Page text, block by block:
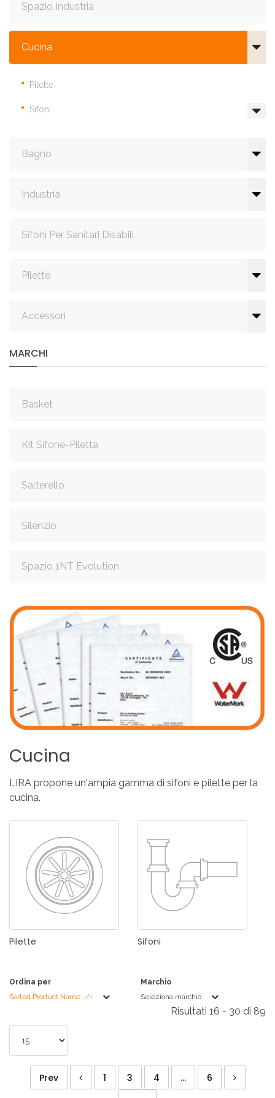
Spazio Industria
Cucina
Pilette
Sifoni
Bagno
Industria
Sifoni Per Sanitari Disabili
Pilette
Accessori
MARCHI
Basket
Kit Sifone-Piletta
Salterello
Silenzio
Spazio 1NT Evolution
Cucina
LIRA propone un'ampia gamma di sifoni e pilette per la
cucina.
Pilette Sifoni
Ordina per
Sorted Product Name -/+
Marchio
Seleziona marchio
Risultati 16 - 30 di 89
Prev 1 3 4 ...
6